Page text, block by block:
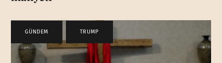
GÜNDEM TRUMP